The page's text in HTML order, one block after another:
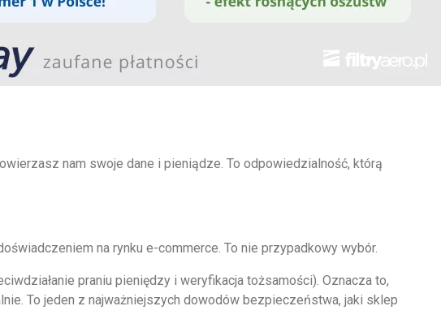
nam swoje dane i pieniądze. To odpowiedzialność, którą
na rynku e-commerce. To nie przypadkowy wybór.
praniu pieniędzy i weryfikacja tożsamości). Oznacza to,
To jeden z najważniejszych dowodów bezpieczeństwa, jaki sklep